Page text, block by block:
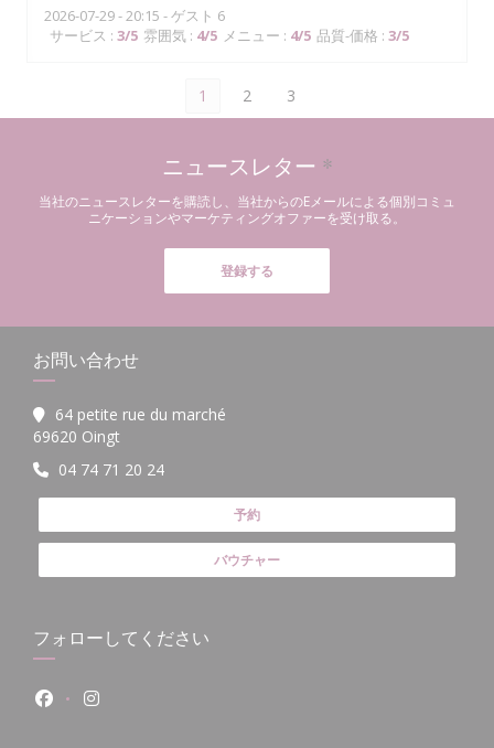
2026-07-29- 20:15 - ゲスト 6
サービス : 3/5 雰囲気 : 4/5 メニュー : 4/5 品質-価格 : 3/5
1 2 3
ニュースレター *
当社のニュースレターを購読し、当社からのEメールによる個別コミュ
ニケーションやマーケティングオファーを受け取る。
登録する
お問い合わせ
64 petite rue du marché
69620 Oingt
04 74 71 20 24
予約
バウチャー
フォローしてください
Facebook ((新しいウィンドウで開きます))
Instagram ((新しいウィンドウで開きます))